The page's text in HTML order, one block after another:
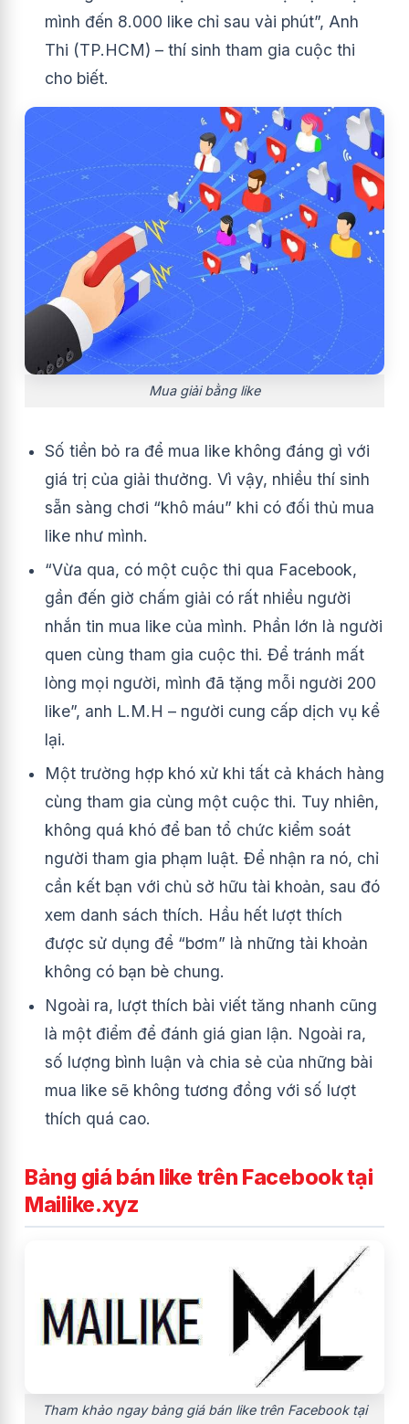
mình đến 8.000 like chỉ sau vài phút”, Anh
Thi (TP.HCM) – thí sinh tham gia cuộc thi
cho biết.
Mua giải bằng like
Số tiền bỏ ra để mua like không đáng gì với
giá trị của giải thưởng. Vì vậy, nhiều thí sinh
sẵn sàng chơi “khô máu” khi có đối thủ mua
like như mình.
“Vừa qua, có một cuộc thi qua Facebook,
gần đến giờ chấm giải có rất nhiều người
nhắn tin mua like của mình. Phần lớn là người
quen cùng tham gia cuộc thi. Để tránh mất
lòng mọi người, mình đã tặng mỗi người 200
like”, anh L.M.H – người cung cấp dịch vụ kể
lại.
Một trường hợp khó xử khi tất cả khách hàng
cùng tham gia cùng một cuộc thi. Tuy nhiên,
không quá khó để ban tổ chức kiểm soát
người tham gia phạm luật. Để nhận ra nó, chỉ
cần kết bạn với chủ sở hữu tài khoản, sau đó
xem danh sách thích. Hầu hết lượt thích
được sử dụng để “bơm” là những tài khoản
không có bạn bè chung.
Ngoài ra, lượt thích bài viết tăng nhanh cũng
là một điểm để đánh giá gian lận. Ngoài ra,
số lượng bình luận và chia sẻ của những bài
mua like sẽ không tương đồng với số lượt
thích quá cao.
Bảng giá bán like trên Facebook tại
Mailike.xyz
Tham khảo ngay bảng giá bán like trên Facebook tại